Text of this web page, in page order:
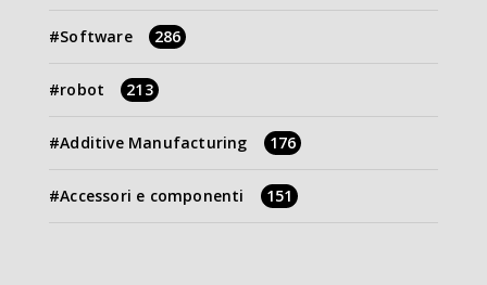
Software 286
robot 213
Additive Manufacturing 176
Accessori e componenti 151